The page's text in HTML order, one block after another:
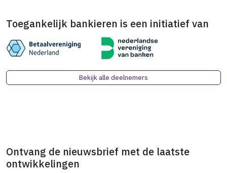
Toegankelijk bankieren is een initiatief van
Bekijk alle deelnemers
Ontvang de nieuwsbrief met de laatste
ontwikkelingen